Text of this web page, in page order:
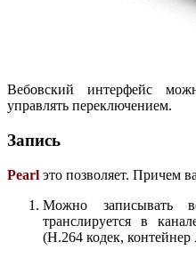
Вебовский интерфейс
управлять переключением.
Запись
Pearl это позволяет. Причем
Можно записывать
транслируется в
(H.264 кодек, контейнер